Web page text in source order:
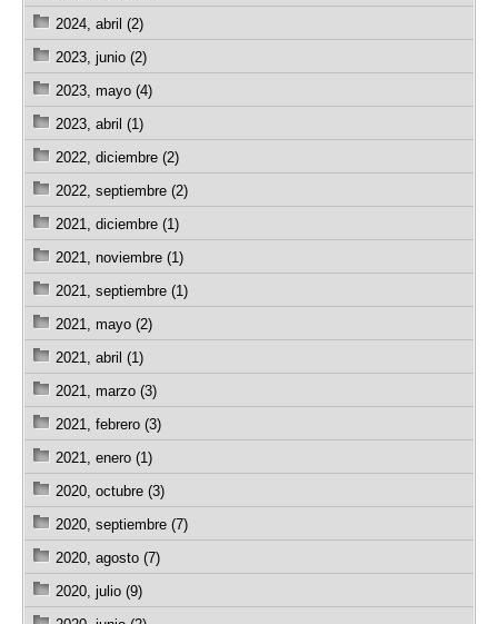
2024, abril (2)
2023, junio (2)
2023, mayo (4)
2023, abril (1)
2022, diciembre (2)
2022, septiembre (2)
2021, diciembre (1)
2021, noviembre (1)
2021, septiembre (1)
2021, mayo (2)
2021, abril (1)
2021, marzo (3)
2021, febrero (3)
2021, enero (1)
2020, octubre (3)
2020, septiembre (7)
2020, agosto (7)
2020, julio (9)